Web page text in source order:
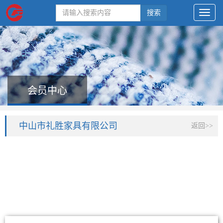
搜索
会员中心
中山市礼胜家具有限公司 返回>>